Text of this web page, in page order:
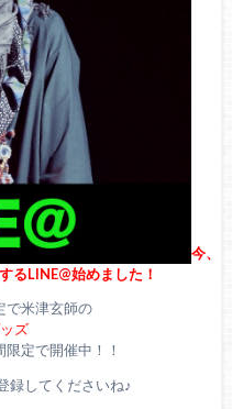
しない？その理由を徹底調査
今、
るLINE@始めました！
で米津玄師の
ズ
定で開催中！！
録してくださいね♪